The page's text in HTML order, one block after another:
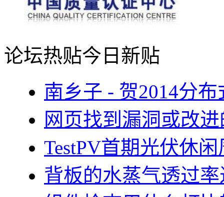
论坛热贴今日新贴
南乡子 - 贺2014分
网页找到漏洞或改
TestPV首期光伏休
背板的水蒸气透过